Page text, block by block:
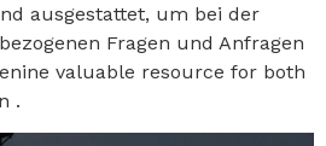
ausgestattet, um bei der
Fragen und Anfragen
valuable resource for both
.